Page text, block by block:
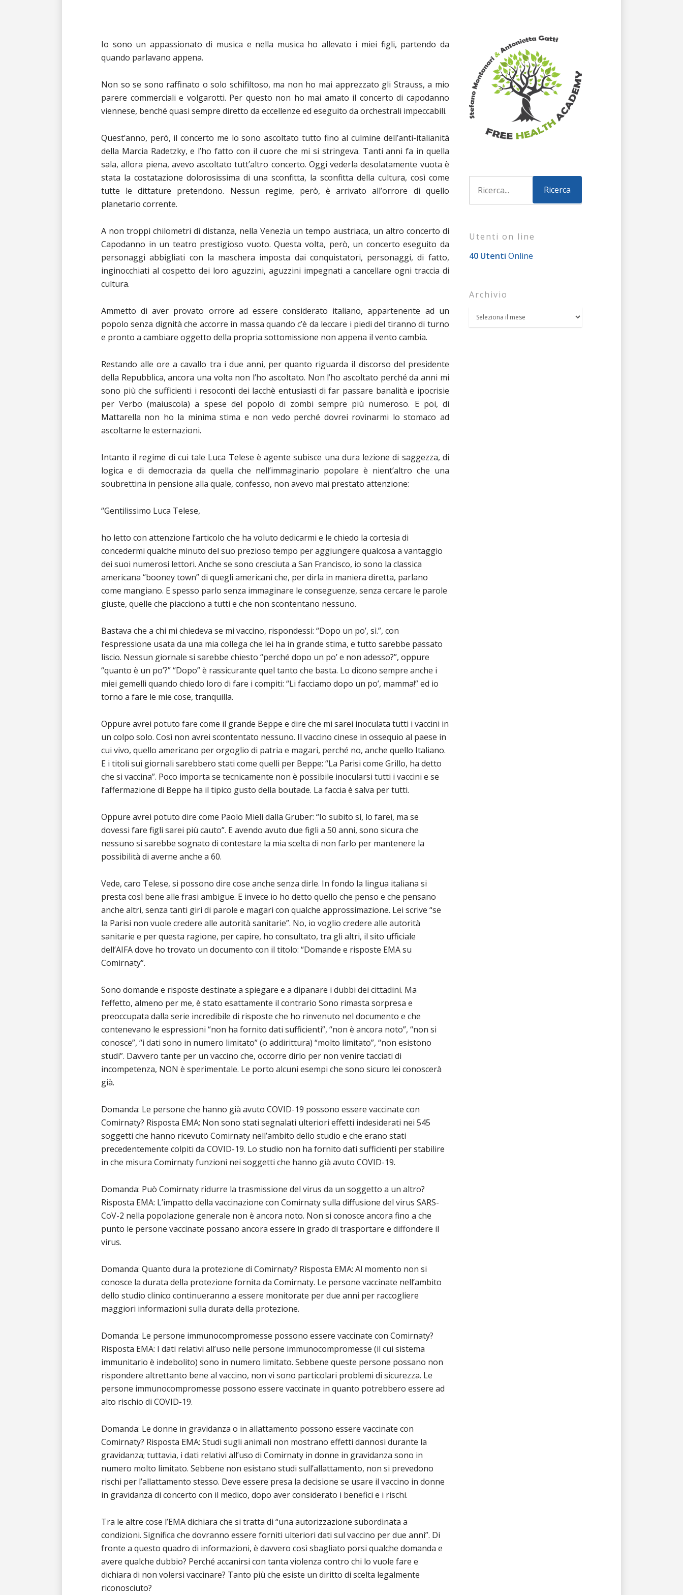
Io sono un appassionato di musica e nella musica ho allevato i miei figli, partendo da
quando parlavano appena.
Non so se sono raffinato o solo schifiltoso, ma non ho mai apprezzato gli Strauss, a mio
parere commerciali e volgarotti. Per questo non ho mai amato il concerto di capodanno
viennese, benché quasi sempre diretto da eccellenze ed eseguito da orchestrali impeccabili.
Quest’anno, però, il concerto me lo sono ascoltato tutto fino al culmine dell’anti-italianità
della Marcia Radetzky, e l’ho fatto con il cuore che mi si stringeva. Tanti anni fa in quella
sala, allora piena, avevo ascoltato tutt’altro concerto. Oggi vederla desolatamente vuota è
stata la costatazione dolorosissima di una sconfitta, la sconfitta della cultura, così come
tutte le dittature pretendono. Nessun regime, però, è arrivato all’orrore di quello
planetario corrente.
A non troppi chilometri di distanza, nella Venezia un tempo austriaca, un altro concerto di
Capodanno in un teatro prestigioso vuoto. Questa volta, però, un concerto eseguito da
personaggi abbigliati con la maschera imposta dai conquistatori, personaggi, di fatto,
inginocchiati al cospetto dei loro aguzzini, aguzzini impegnati a cancellare ogni traccia di
cultura.
Ammetto di aver provato orrore ad essere considerato italiano, appartenente ad un
popolo senza dignità che accorre in massa quando c’è da leccare i piedi del tiranno di turno
e pronto a cambiare oggetto della propria sottomissione non appena il vento cambia.
Restando alle ore a cavallo tra i due anni, per quanto riguarda il discorso del presidente
della Repubblica, ancora una volta non l’ho ascoltato. Non l’ho ascoltato perché da anni mi
sono più che sufficienti i resoconti dei lacchè entusiasti di far passare banalità e ipocrisie
per Verbo (maiuscola) a spese del popolo di zombi sempre più numeroso. E poi, di
Mattarella non ho la minima stima e non vedo perché dovrei rovinarmi lo stomaco ad
ascoltarne le esternazioni.
Intanto il regime di cui tale Luca Telese è agente subisce una dura lezione di saggezza, di
logica e di democrazia da quella che nell’immaginario popolare è nient’altro che una
soubrettina in pensione alla quale, confesso, non avevo mai prestato attenzione:
“Gentilissimo Luca Telese,
ho letto con attenzione l’articolo che ha voluto dedicarmi e le chiedo la cortesia di
concedermi qualche minuto del suo prezioso tempo per aggiungere qualcosa a vantaggio
dei suoi numerosi lettori. Anche se sono cresciuta a San Francisco, io sono la classica
americana “booney town” di quegli americani che, per dirla in maniera diretta, parlano
come mangiano. E spesso parlo senza immaginare le conseguenze, senza cercare le parole
giuste, quelle che piacciono a tutti e che non scontentano nessuno.
Bastava che a chi mi chiedeva se mi vaccino, rispondessi: “Dopo un po’, sì.”, con
l’espressione usata da una mia collega che lei ha in grande stima, e tutto sarebbe passato
liscio. Nessun giornale si sarebbe chiesto “perché dopo un po’ e non adesso?”, oppure
“quanto è un po’?” “Dopo” è rassicurante quel tanto che basta. Lo dicono sempre anche i
miei gemelli quando chiedo loro di fare i compiti: “Li facciamo dopo un po’, mamma!” ed io
torno a fare le mie cose, tranquilla.
Oppure avrei potuto fare come il grande Beppe e dire che mi sarei inoculata tutti i vaccini in
un colpo solo. ‎Così non avrei scontentato nessuno. Il vaccino cinese in ossequio al paese in
cui vivo, quello americano per orgoglio di patria e magari, perché no, anche quello Italiano.
E i titoli sui giornali sarebbero stati come quelli per Beppe: “La Parisi come Grillo, ha detto
che si vaccina”. Poco importa se tecnicamente non è possibile inocularsi tutti i vaccini e se
l’affermazione di Beppe ha il tipico gusto della boutade. La faccia è salva per tutti.
Oppure avrei potuto dire come Paolo Mieli dalla Gruber: “Io subito sì, lo farei, ma se
dovessi fare figli sarei più cauto”. E avendo avuto due figli a 50 anni, sono sicura che
nessuno si sarebbe sognato di contestare la mia scelta di non farlo per mantenere la
possibilità di averne anche a 60.
Vede, caro Telese, si possono dire cose anche senza dirle. In fondo la lingua italiana si
presta così bene alle frasi ambigue. E invece io ho detto quello che penso e che pensano
anche altri, senza tanti giri di parole e magari con qualche approssimazione. Lei scrive “se
la Parisi non vuole credere alle autorità sanitarie”. No, io voglio credere alle autorità
sanitarie e per questa ragione, per capire, ho consultato, tra gli altri, il sito ufficiale
dell’AIFA dove ho trovato un documento con il titolo: “Domande e risposte EMA su
Comirnaty”.
Sono domande e risposte destinate a spiegare e a dipanare i dubbi dei cittadini. Ma
l’effetto, almeno per me, è stato esattamente il contrario Sono rimasta sorpresa e
preoccupata dalla serie incredibile di risposte che ho rinvenuto nel documento e che
contenevano le espressioni “non ha fornito dati sufficienti”, “non è ancora noto”, “non si
conosce”, “i dati sono in numero limitato” (o addirittura) “molto limitato”, “non esistono
studi”. Davvero tante per un vaccino che, occorre dirlo per non venire tacciati di
incompetenza, NON è sperimentale. Le porto alcuni esempi che sono sicuro lei conoscerà
già.
Domanda: Le persone che hanno già avuto COVID-19 possono essere vaccinate con
Comirnaty? Risposta EMA: Non sono stati segnalati ulteriori effetti indesiderati nei 545
soggetti che hanno ricevuto Comirnaty nell’ambito dello studio e che erano stati
precedentemente colpiti da COVID-19. Lo studio non ha fornito dati sufficienti per stabilire
in che misura Comirnaty funzioni nei soggetti che hanno già avuto COVID-19.
Domanda: Può Comirnaty ridurre la trasmissione del virus da un soggetto a un altro?
Risposta EMA: L’impatto della vaccinazione con Comirnaty sulla diffusione del virus SARS-
CoV-2 nella popolazione generale non è ancora noto. Non si conosce ancora fino a che
punto le persone vaccinate possano ancora essere in grado di trasportare e diffondere il
virus.
Domanda: Quanto dura la protezione di Comirnaty? Risposta EMA: Al momento non si
conosce la durata della protezione fornita da Comirnaty. Le persone vaccinate nell’ambito
dello studio clinico continueranno a essere monitorate per due anni per raccogliere
maggiori informazioni sulla durata della protezione.
Domanda: Le persone immunocompromesse possono essere vaccinate con Comirnaty?
Risposta EMA: I dati relativi all’uso nelle persone immunocompromesse (il cui sistema
immunitario è indebolito) sono in numero limitato. Sebbene queste persone possano non
rispondere altrettanto bene al vaccino, non vi sono particolari problemi di sicurezza. Le
persone immunocompromesse possono essere vaccinate in quanto potrebbero essere ad
alto rischio di COVID-19.
Domanda: Le donne in gravidanza o in allattamento possono essere vaccinate con
Comirnaty? Risposta EMA: Studi sugli animali non mostrano effetti dannosi durante la
gravidanza; tuttavia, i dati relativi all’uso di Comirnaty in donne in gravidanza sono in
numero molto limitato. Sebbene non esistano studi sull’allattamento, non si prevedono
rischi per l’allattamento stesso. Deve essere presa la decisione se usare il vaccino in donne
in gravidanza di concerto con il medico, dopo aver considerato i benefici e i rischi.
Tra le altre cose l’EMA dichiara che si tratta di “una autorizzazione subordinata a
condizioni. Significa che dovranno essere forniti ulteriori dati sul vaccino per due anni”. Di
fronte a questo quadro di informazioni, è davvero così sbagliato porsi qualche domanda e
avere qualche dubbio? Perché accanirsi con tanta violenza contro chi lo vuole fare e
dichiara di non volersi vaccinare? Tanto più che esiste un diritto di scelta legalmente
riconosciuto?
Utenti on line
40 Utenti Online
Archivio